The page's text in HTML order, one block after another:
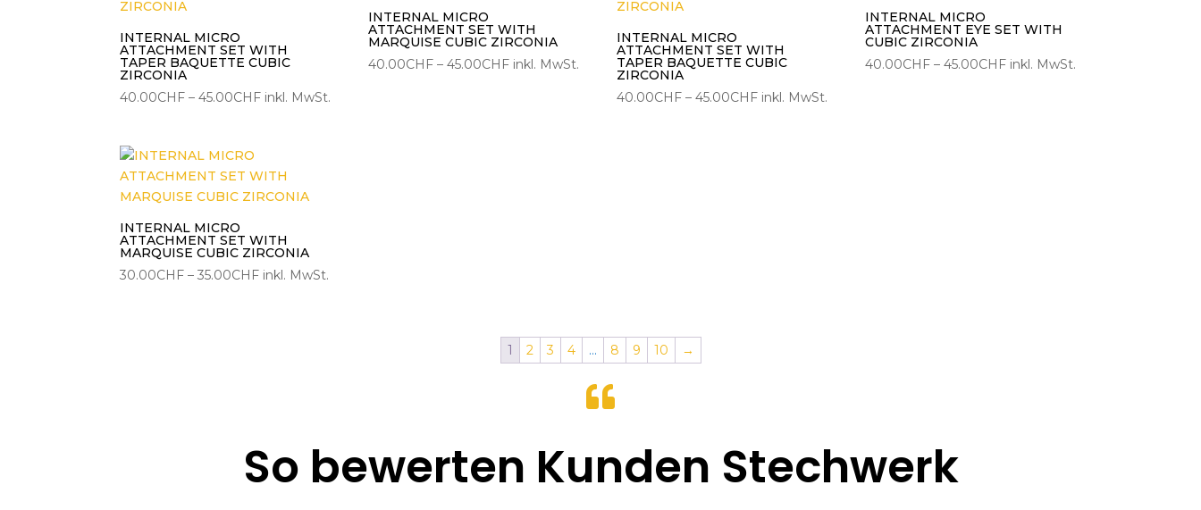
INTERNAL MICRO
ATTACHMENT SET WITH
TAPER BAQUETTE CUBIC
ZIRCONIA
40.00CHF –45.00CHFPreisspanne:
inkl. MwSt.
INTERNAL MICRO
ATTACHMENT SET WITH
MARQUISE CUBIC ZIRCONIA
40.00CHF –45.00CHFPreisspanne:
inkl. MwSt.
INTERNAL MICRO
ATTACHMENT SET WITH
TAPER BAQUETTE CUBIC
ZIRCONIA
40.00CHF –45.00CHFPreisspanne:
inkl. MwSt.
INTERNAL MICRO
ATTACHMENT EYE SET WITH
CUBIC ZIRCONIA
40.00CHF –45.00CHFPreisspanne:
inkl. MwSt.
INTERNAL MICRO
ATTACHMENT SET WITH
MARQUISE CUBIC ZIRCONIA
30.00CHF –35.00CHFPreisspanne:
inkl. MwSt.
1 2 3 4 … 8 9 10 →

So bewerten Kunden Stechwerk